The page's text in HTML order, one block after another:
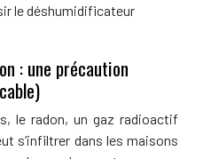
le déshumidificateur
: une précaution
le radon, un gaz radioactif
s’infiltrer dans les maisons